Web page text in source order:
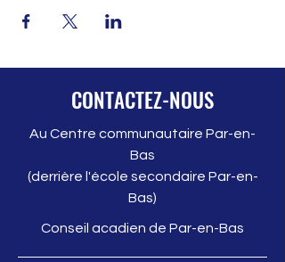
CONTACTEZ-NOUS
Au Centre communautaire Par-en-
Bas
(derrière l'école secondaire Par-en-
Bas)
Conseil acadien de Par-en-Bas